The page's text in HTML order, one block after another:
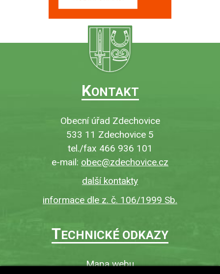
KONTAKT
Obecní úřad Zdechovice
533 11 Zdechovice 5
tel./fax 466 936 101
e-mail: obec@zdechovice.cz
další kontakty
informace dle z. č. 106/1999 Sb.
TECHNICKÉ ODKAZY
Mapa webu